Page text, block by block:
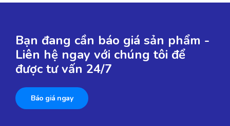
Bạn đang cần báo giá sản phẩm -
Liên hệ ngay với chúng tôi để
được tư vấn 24/7
Báo giá ngay